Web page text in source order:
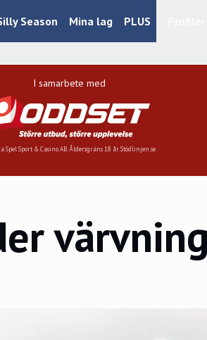
Season Mina lag PLUS
I samarbete med
Spel Sport & Casino AB. Åldersgräns 18 år. Stödlinjen.se